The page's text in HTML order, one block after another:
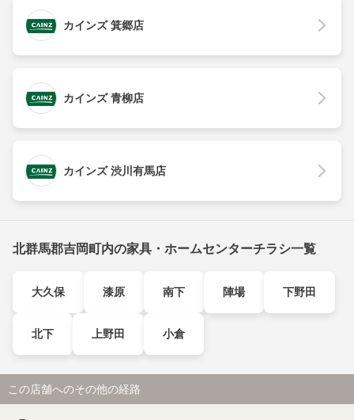
カインズ 箕郷店
カインズ 青柳店
カインズ 渋川有馬店
北群馬郡吉岡町内の家具・ホームセンターチラシ一覧
大久保 漆原 南下 陣場 下野田
北下 上野田 小倉
この店舗へのその他の経路